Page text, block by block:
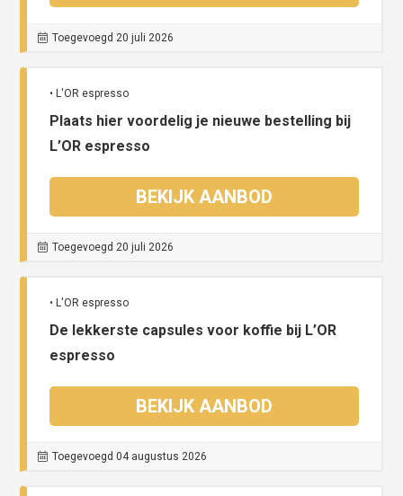
Toegevoegd 20 juli 2026
• L'OR espresso
Plaats hier voordelig je nieuwe bestelling bij
L’OR espresso
BEKIJK AANBOD
Toegevoegd 20 juli 2026
• L'OR espresso
De lekkerste capsules voor koffie bij L’OR
espresso
BEKIJK AANBOD
Toegevoegd 04 augustus 2026